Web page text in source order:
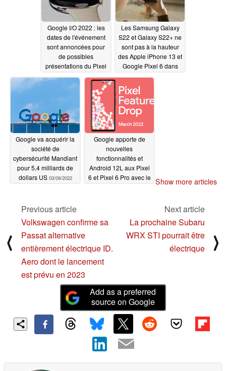
Google I/O 2022 : les
dates de l'événement
sont annoncées pour
de possibles
présentations du Pixel
6a et de la Pixel Watch
03/18/2022
Les Samsung Galaxy
S22 et Galaxy S22+ ne
sont pas à la hauteur
des Apple iPhone 13 et
Google Pixel 6 dans
les tests de l'appareil
photo DxOMark
03/15/2022
Google va acquérir la
société de
cybersécurité Mandiant
pour 5,4 milliards de
dollars US 03/09/2022
Google apporte de
nouvelles
fonctionnalités et
Android 12L aux Pixel
6 et Pixel 6 Pro avec le Show more articles
⟨
Previous article
Volkswagen confirme sa
Passat alternative
entièrement électrique ID.
Aero dont le lancement
est prévu en 2023
Next article
La prochaine Subaru
WRX STI pourrait être
électrique
⟩
Add as a preferred
source on Google